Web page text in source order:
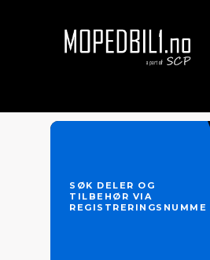
SØK DELER OG
TILBEHØR VIA
REGISTRERINGSNUMMER